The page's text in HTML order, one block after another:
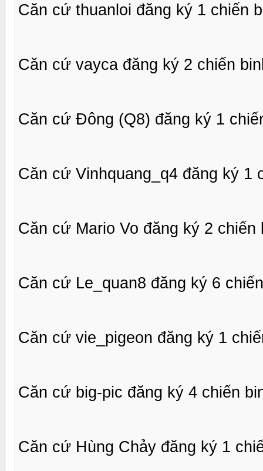
Căn cứ thuanloi đăng ký 1 chiến
Căn cứ vayca đăng ký 2 chiến
Căn cứ Đông (Q8) đăng ký 1
Căn cứ Vinhquang_q4 đăng ký 1
Căn cứ Mario Vo đăng ký 2 chiến
Căn cứ Le_quan8 đăng ký 6
Căn cứ vie_pigeon đăng ký 1
Căn cứ big-pic đăng ký 4 chiến
Căn cứ Hùng Chảy đăng ký 1